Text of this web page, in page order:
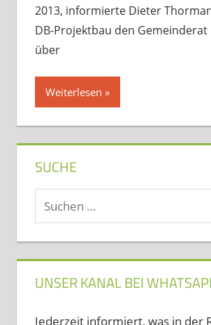
2013, informierte Dieter
DB-Projektbau den
über
Weiterlesen
SUCHE
Suchen
nach:
UNSER KANAL BEI
Jederzeit informiert, was in der